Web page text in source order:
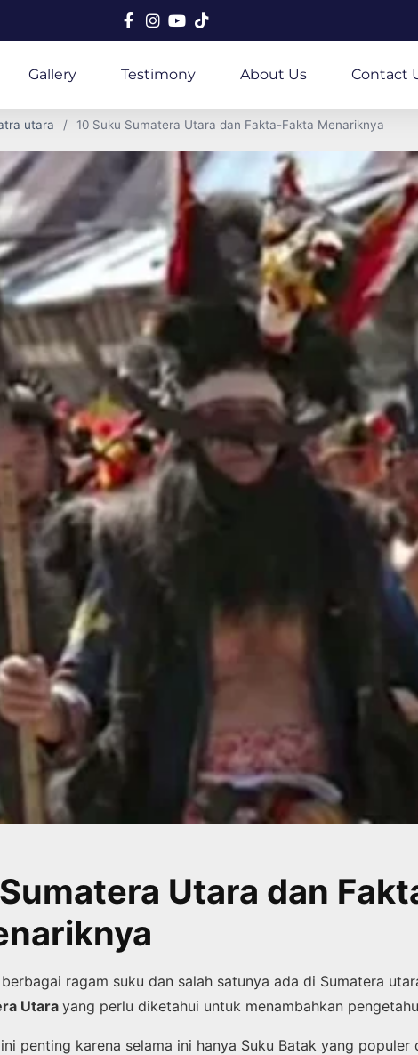
Gallery Testimony About Us Contact
utara 10 Suku Sumatera Utara dan Fakta-Fakta Menariknya
Utara dan
ragam suku dan salah satunya ada di Sumatera
Utara yang perlu diketahui untuk menambahkan
penting karena selama ini hanya Suku Batak yang populer